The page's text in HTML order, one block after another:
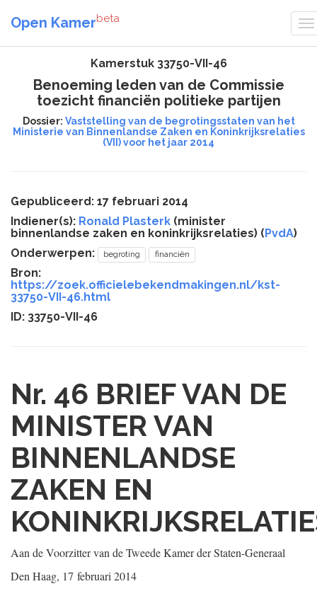
Open Kamerbeta
Kamerstuk 33750-VII-46
Benoeming leden van de Commissie
toezicht financiën politieke partijen
Dossier: Vaststelling van de begrotingsstaten van het
Ministerie van Binnenlandse Zaken en Koninkrijksrelaties
(VII) voor het jaar 2014
Gepubliceerd: 17 februari 2014
Indiener(s): Ronald Plasterk (minister
binnenlandse zaken en koninkrijksrelaties) (PvdA)
Onderwerpen:
begroting financiën
Bron:
https://zoek.officielebekendmakingen.nl/kst-
33750-VII-46.html
ID: 33750-VII-46
Nr. 46 BRIEF VAN DE
MINISTER VAN
BINNENLANDSE
ZAKEN EN
Aan de Voorzitter van de Tweede Kamer der Staten-Generaal
Den Haag, 17 februari 2014